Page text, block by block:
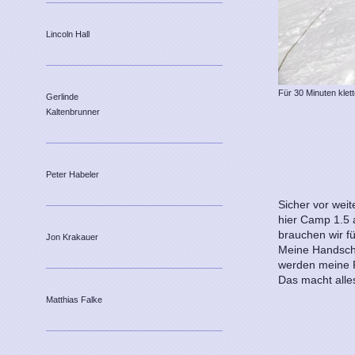
Für 30 Minuten
Sicher vor
hier Camp 1.5
brauchen wir
Meine
werden meine
Das macht
Lincoln Hall
Gerlinde
Kaltenbrunner
Peter Habeler
Jon Krakauer
Matthias Falke